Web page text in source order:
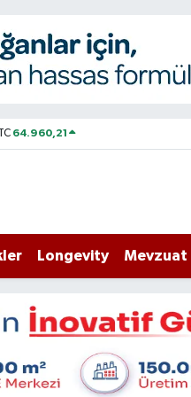
64.960,21
Longevity Mevzuat